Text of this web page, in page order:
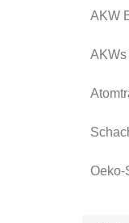
AKW
AKWs
Oeko-